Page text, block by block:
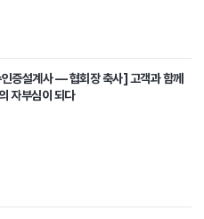
증설계사 — 협회장 축사] 고객과 함께
자부심이 되다